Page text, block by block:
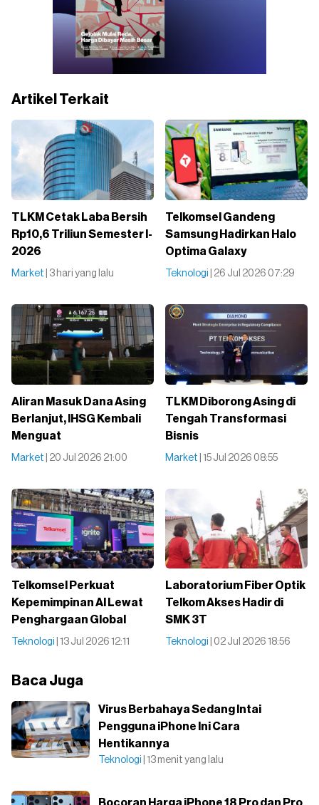
Artikel Terkait
TLKM Cetak Laba Bersih
Rp10,6 Triliun Semester I-
2026
Market | 3 hari yang lalu
Telkomsel Gandeng
Samsung Hadirkan Halo
Optima Galaxy
Teknologi | 26 Jul 2026 07:29
Aliran Masuk Dana Asing
Berlanjut, IHSG Kembali
Menguat
Market | 20 Jul 2026 21:00
TLKM Diborong Asing di
Tengah Transformasi
Bisnis
Market | 15 Jul 2026 08:55
Telkomsel Perkuat
Kepemimpinan AI Lewat
Penghargaan Global
Teknologi | 13 Jul 2026 12:11
Laboratorium Fiber Optik
Telkom Akses Hadir di
SMK 3T
Teknologi | 02 Jul 2026 18:56
Baca Juga
Virus Berbahaya Sedang Intai
Pengguna iPhone Ini Cara
Hentikannya
Teknologi | 13 menit yang lalu